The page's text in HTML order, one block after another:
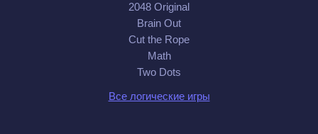
2048 Original
Brain Out
Cut the Rope
Math
Two Dots
Все логические игры